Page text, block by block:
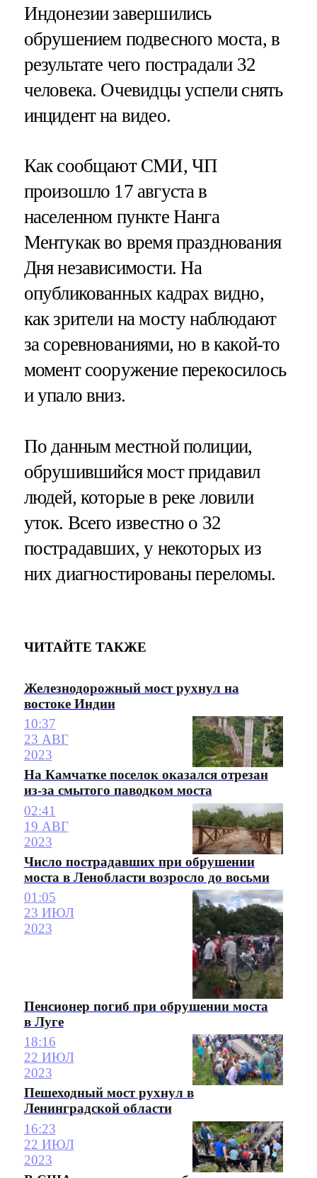
Индонезии завершились
обрушением подвесного моста, в
результате чего пострадали 32
человека. Очевидцы успели снять
инцидент на видео.
Как сообщают СМИ, ЧП
произошло 17 августа в
населенном пункте Нанга
Ментукак во время празднования
Дня независимости. На
опубликованных кадрах видно,
как зрители на мосту наблюдают
за соревнованиями, но в какой-то
момент сооружение перекосилось
и упало вниз.
По данным местной полиции,
обрушившийся мост придавил
людей, которые в реке ловили
уток. Всего известно о 32
пострадавших, у некоторых из
них диагностированы переломы.
ЧИТАЙТЕ ТАКЖЕ
Железнодорожный мост рухнул на
востоке Индии
10:37
23 АВГ
2023
На Камчатке поселок оказался отрезан
из-за смытого паводком моста
02:41
19 АВГ
2023
Число пострадавших при обрушении
моста в Ленобласти возросло до восьми
01:05
23 ИЮЛ
2023
Пенсионер погиб при обрушении моста
в Луге
18:16
22 ИЮЛ
2023
Пешеходный мост рухнул в
Ленинградской области
16:23
22 ИЮЛ
2023